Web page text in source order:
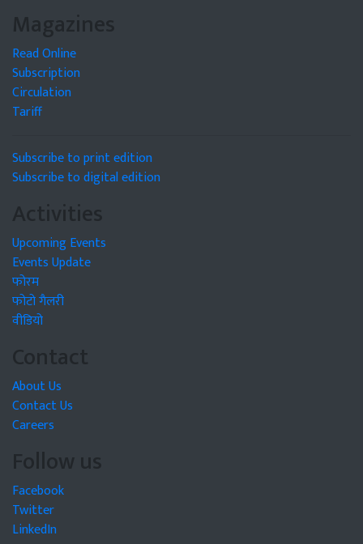
Magazines
Read Online
Subscription
Circulation
Tariff
Subscribe to print edition
Subscribe to digital edition
Activities
Upcoming Events
Events Update
फोरम
फोटो गैलरी
वीडियो
Contact
About Us
Contact Us
Careers
Follow us
Facebook
Twitter
LinkedIn